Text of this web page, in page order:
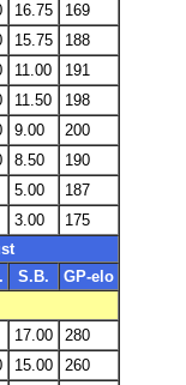
16.75
169
15.75
188
11.00
191
11.50
198
9.00
200
8.50
190
5.00
187
3.00
175
S.B.
GP-elo
17.00
280
15.00
260